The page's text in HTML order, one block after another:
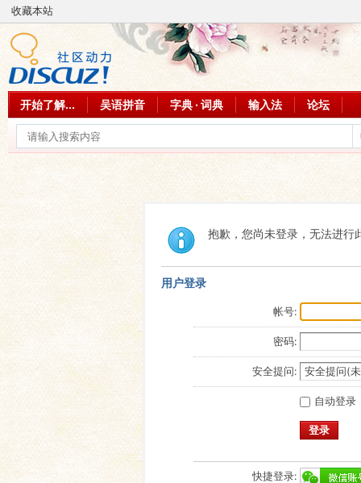
收藏本站
开始了解... 吴语拼音 字典 · 词典 输入法 论坛
抱歉，您尚未登录，无法进行
用户登录
帐号:
密码:
安全提问:
自动登录
登录
快捷登录: